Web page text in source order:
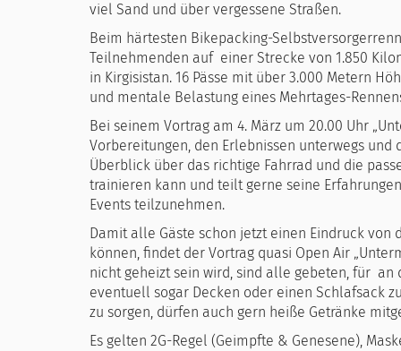
viel Sand und über vergessene Straßen.
Beim härtesten Bikepacking-
Teilnehmenden auf einer Strecke von 1.850
in Kirgisistan. 16 Pässe mit über 3.000 Metern
und mentale Belastung eines Mehrtages-
Bei seinem Vortrag am 4. März um 20.00 Uhr
Vorbereitungen, den Erlebnissen unterwegs und
Überblick über das richtige Fahrrad und die
trainieren kann und teilt gerne seine
Events teilzunehmen.
Damit alle Gäste schon jetzt einen Eindruck
können, findet der Vortrag quasi Open Air
nicht geheizt sein wird, sind alle gebeten, für an
eventuell sogar Decken oder einen Schlafsack
zu sorgen, dürfen auch gern heiße Getränke
Es gelten 2G-Regel (Geimpfte & Genesene),